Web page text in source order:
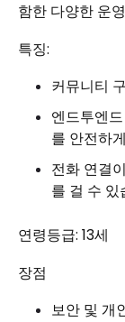
함한 다양한 운
특징:
커뮤니티
엔드투엔
를 안전하
전화 연결
를 걸 수 있
연령등급: 13세
장점
보안 및 개